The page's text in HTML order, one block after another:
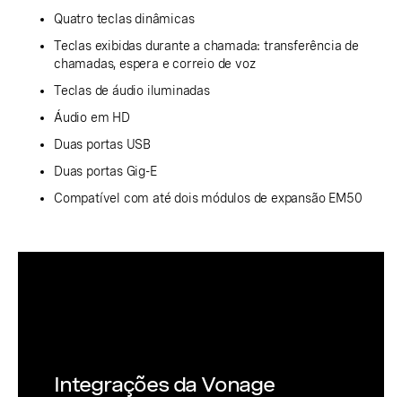
Quatro teclas dinâmicas
Teclas exibidas durante a chamada: transferência de
chamadas, espera e correio de voz
Teclas de áudio iluminadas
Áudio em HD
Duas portas USB
Duas portas Gig-E
Compatível com até dois módulos de expansão EM50
Integrações da Vonage